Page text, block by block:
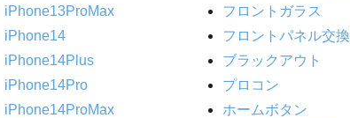
iPhone13ProMax
iPhone14
iPhone14Plus
iPhone14Pro
iPhone14ProMax
フロントガラス
フロントパネル交換
ブラックアウト
プロコン
ホームボタン